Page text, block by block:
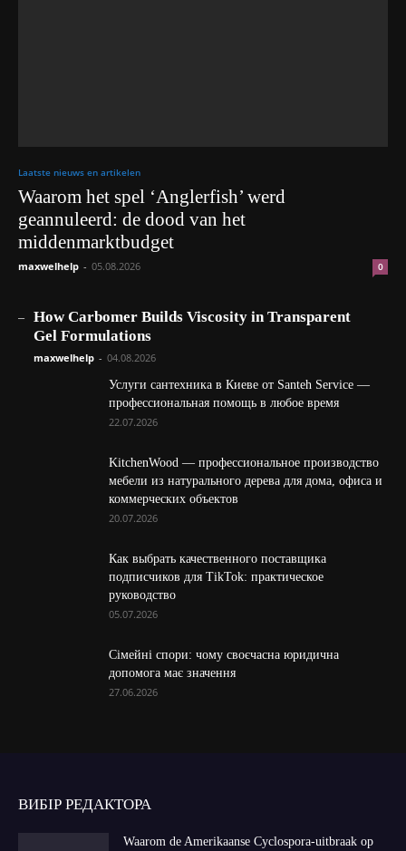
Laatste nieuws en artikelen
Waarom het spel ‘Anglerfish’ werd
geannuleerd: de dood van het
middenmarktbudget
maxwelhelp - 05.08.2026 0
How Carbomer Builds Viscosity in Transparent
Gel Formulations
maxwelhelp - 04.08.2026
Услуги сантехника в Киеве от Santeh Service —
профессиональная помощь в любое время
22.07.2026
KitchenWood — профессиональное производство
мебели из натурального дерева для дома, офиса и
коммерческих объектов
20.07.2026
Как выбрать качественного поставщика
подписчиков для TikTok: практическое
руководство
05.07.2026
Сімейні спори: чому своєчасна юридична
допомога має значення
27.06.2026
ВИБІР РЕДАКТОРА
Waarom de Amerikaanse Cyclospora-uitbraak op